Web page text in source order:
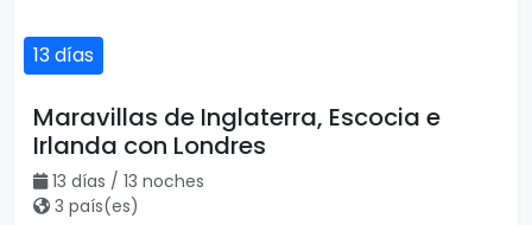
13 días
Maravillas de Inglaterra, Escocia e
Irlanda con Londres
13 días / 13 noches
3 país(es)